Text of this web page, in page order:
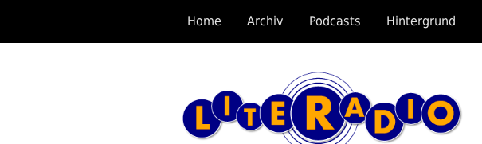
Home Archiv Podcasts Hintergrund